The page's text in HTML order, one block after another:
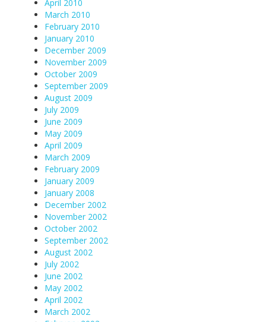
April 2010
March 2010
February 2010
January 2010
December 2009
November 2009
October 2009
September 2009
August 2009
July 2009
June 2009
May 2009
April 2009
March 2009
February 2009
January 2009
January 2008
December 2002
November 2002
October 2002
September 2002
August 2002
July 2002
June 2002
May 2002
April 2002
March 2002